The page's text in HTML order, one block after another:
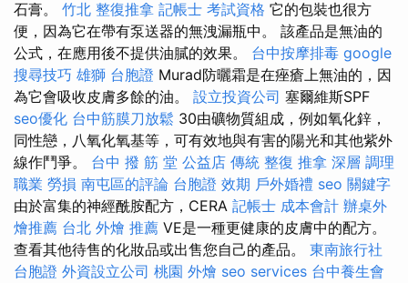
石膏。 竹北 整復推拿 記帳士 考試資格 它的包裝也很方
便，因為它在帶有泵送器的無洩漏瓶中。 該產品是無油的
公式，在應用後不提供油膩的效果。 台中按摩排毒 google
搜尋技巧 雄獅 台胞證 Murad防曬霜是在痤瘡上無油的，因
為它會吸收皮膚多餘的油。 設立投資公司 塞爾維斯SPF
seo優化 台中筋膜刀放鬆 30由礦物質組成，例如氧化鋅，
同性戀，八氧化氧基等，可有效地與有害的陽光和其他紫外
線作鬥爭。 台中 撥 筋 堂 公益店 傳統 整復 推拿 深層 調理
職業 勞損 南屯區的評論 台胞證 效期 戶外婚禮 seo 關鍵字
由於富集的神經酰胺配方，CERA 記帳士 成本會計 辦桌外
燴推薦 台北 外燴 推薦 VE是一種更健康的皮膚中的配方。
查看其他待售的化妝品或出售您自己的產品。 東南旅行社
台胞證 外資設立公司 桃園 外燴 seo services 台中養生會